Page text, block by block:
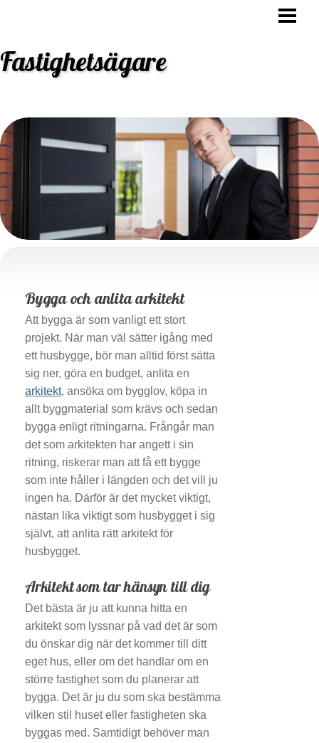
STAMBYTE
BLOGG
Fastighetsägare
Bygga och anlita arkitekt
Att bygga är som vanligt ett stort
projekt. När man väl sätter igång med
ett husbygge, bör man alltid först sätta
sig ner, göra en budget, anlita en
arkitekt, ansöka om bygglov, köpa in
allt byggmaterial som krävs och sedan
bygga enligt ritningarna. Frångår man
det som arkitekten har angett i sin
ritning, riskerar man att få ett bygge
som inte håller i längden och det vill ju
ingen ha. Därför är det mycket viktigt,
nästan lika viktigt som husbygget i sig
självt, att anlita rätt arkitekt för
husbygget.
Arkitekt som tar hänsyn till dig
Det bästa är ju att kunna hitta en
arkitekt som lyssnar på vad det är som
du önskar dig när det kommer till ditt
eget hus, eller om det handlar om en
större fastighet som du planerar att
bygga. Det är ju du som ska bestämma
vilken stil huset eller fastigheten ska
byggas med. Samtidigt behöver man